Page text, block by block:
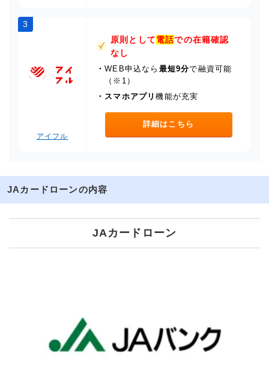
3
アイフル
原則として電話での在籍確認
なし
・WEB申込なら 最短9分で融資可能
（※1）
・ スマホアプリ機能が充実
詳細はこちら
JAカードローンの内容
JAカードローン